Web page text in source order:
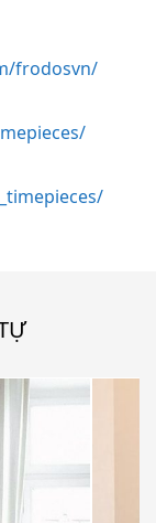
frodosvn/